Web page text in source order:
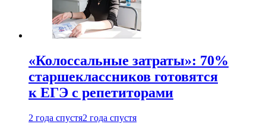
«Колоссальные затраты»: 70%
старшеклассников готовятся
к ЕГЭ с репетиторами
2 года спустя2 года спустя